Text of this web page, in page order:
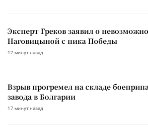
Эксперт Греков заявил о
Наговицыной с пика Победы
12 минут назад
Взрыв прогремел на складе
завода в Болгарии
17 минут назад